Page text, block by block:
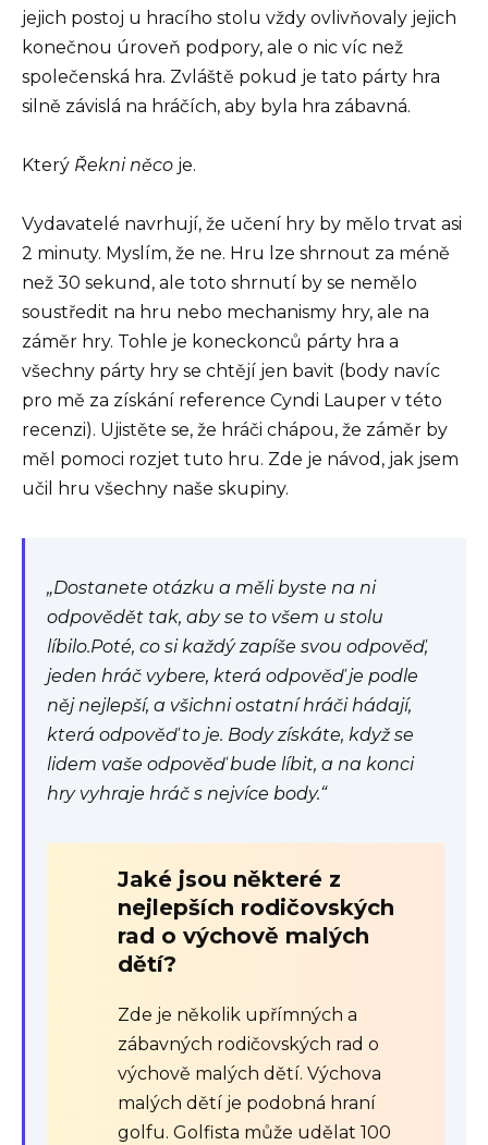
jejich postoj u hracího stolu vždy ovlivňovaly jejich
konečnou úroveň podpory, ale o nic víc než
společenská hra. Zvláště pokud je tato párty hra
silně závislá na hráčích, aby byla hra zábavná.
Který Řekni něco je.
Vydavatelé navrhují, že učení hry by mělo trvat asi
2 minuty. Myslím, že ne. Hru lze shrnout za méně
než 30 sekund, ale toto shrnutí by se nemělo
soustředit na hru nebo mechanismy hry, ale na
záměr hry. Tohle je koneckonců párty hra a
všechny párty hry se chtějí jen bavit (body navíc
pro mě za získání reference Cyndi Lauper v této
recenzi). Ujistěte se, že hráči chápou, že záměr by
měl pomoci rozjet tuto hru. Zde je návod, jak jsem
učil hru všechny naše skupiny.
„Dostanete otázku a měli byste na ni
odpovědět tak, aby se to všem u stolu
líbilo.Poté, co si každý zapíše svou odpověď,
jeden hráč vybere, která odpověď je podle
něj nejlepší, a všichni ostatní hráči hádají,
která odpověď to je. Body získáte, když se
lidem vaše odpověď bude líbit, a na konci
hry vyhraje hráč s nejvíce body.“
Jaké jsou některé z
nejlepších rodičovských
rad o výchově malých
dětí?
Zde je několik upřímných a
zábavných rodičovských rad o
výchově malých dětí. Výchova
malých dětí je podobná hraní
golfu. Golfista může udělat 100